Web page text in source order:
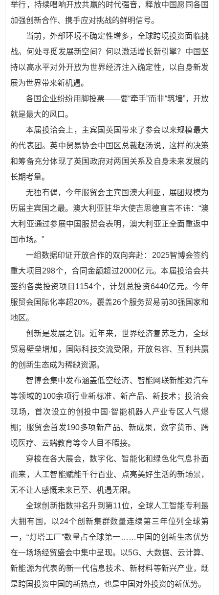
举行，持续唱响开放共赢的时代强音，释放中国愿同各国
加强创新合作、携手应对挑战的鲜明信号。
当前，外部环境不确定性增多，全球跨境投资面临挑
战。何处寻觅发展新空间？何以激活增长新引擎？中国坚
持以高水平对外开放为世界经济注入确定性，以自身新发
展为世界带来新机遇。
各国企业纷纷用脚投票——要“牵手”而非“筑墙”，开放
就是最大的风口。
本届投洽会上，主宾国英国带来了参会以来规模最大
的代表团。英中贸易协会中国区总裁赵汤说，这样的决策
和筹备充分体现了英国政府对两国关系及自身未来发展的
长期考量。
无独有偶，今年服贸会主宾国澳大利亚，展团规模为
历届主宾国之最。澳大利亚驻华大使吉思德直言不讳：“澳
大利亚通过参展中国服贸会表明，澳大利亚正全面重返中
国市场。”
一组数据印证开放合作的双向奔赴：2025智博会签约
重大项目298个，合同金额超过2000亿元。本届投洽会共
签约各类投资项目1154个，计划总投资6440亿元。今年
服贸会国际化率超20%，覆盖26个服务贸易前30强国家和
地区。
创新是发展之钥。近年来，世界经济复苏乏力，全球
贸易壁垒增加，国际科技交流受限，开放包容、互利共赢
的创新生态成为稀缺资源。
智博会集中发布涵盖低空经济、智能网联新能源汽车
等领域的100余项行业新标准、新产品、新技术；投洽会
现场，首次设立的创投中国·智能机器人产业专区人气爆
棚；服贸会首发190多项新产品、新成果，数字货币、跨
境医疗、云端教育等令人目不暇接。
穿梭在各大展会，数字化、智能化和绿色化气息扑面
而来，人工智能赋能千行百业、点亮美好生活的新场景，
无不让人感慨未来已至、机遇无限。
全球创新指数排名升到第11位，全球人工智能专利最
大拥有国，以24个创新集群数量连续第三年位列全球第
一，“灯塔工厂”数量占全球第一……中国的创新生态优势
在一场场经贸盛会中集中呈现。以5G、大数据、云计算、
新能源为代表的新一代信息技术、新材料等新兴产业，既
是跨国投资中国的新热点，也是中国对外投资的新优势。